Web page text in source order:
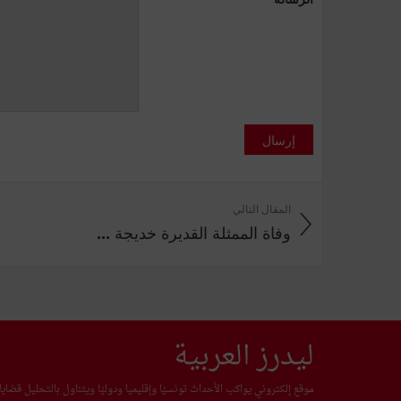
إرسال
المقال التالي
وفاة الممثلة القديرة خديجة ...
ليدرز العربية
موقع إلكتروني يواكب الأحداث تونسيّا وإقليميا ودوليّا ويتناول بالتحليل